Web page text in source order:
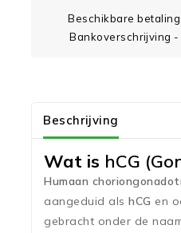
Beschikbare
Bankoverschrijving
Beschrijving
Wat is hCG
Humaan
aangeduid als hCG en
gebracht onder de